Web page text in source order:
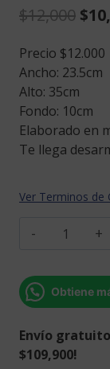
$12,000
was:
$
Precio $12.000
Ancho: 23.5cm
Alto: 35cm
Fondo: 10cm
Elaborado en
Te llega
Ver Terminos de
Árbol
con
palabras
cantidad
Obtiene
Envío
$109,900!